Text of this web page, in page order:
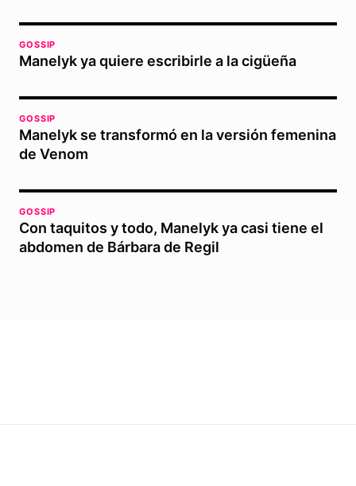
GOSSIP
Manelyk ya quiere escribirle a la cigüeña
GOSSIP
Manelyk se transformó en la versión femenina
de Venom
GOSSIP
Con taquitos y todo, Manelyk ya casi tiene el
abdomen de Bárbara de Regil